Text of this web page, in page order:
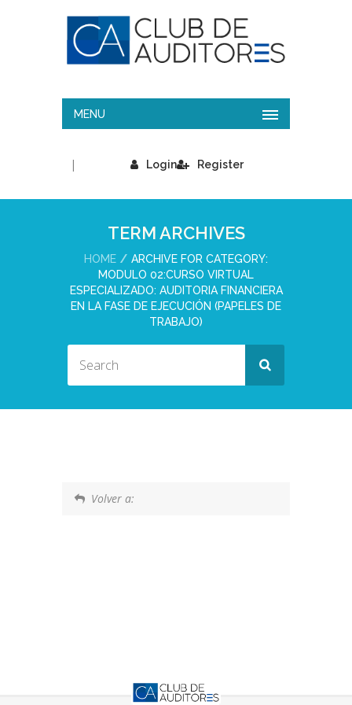
MENU
Login
| Register
TERM ARCHIVES
HOME
ARCHIVE FOR CATEGORY:
MODULO 02:CURSO VIRTUAL
ESPECIALIZADO: AUDITORIA FINANCIERA
EN LA FASE DE EJECUCIÓN (PAPELES DE
TRABAJO)
Volver a: